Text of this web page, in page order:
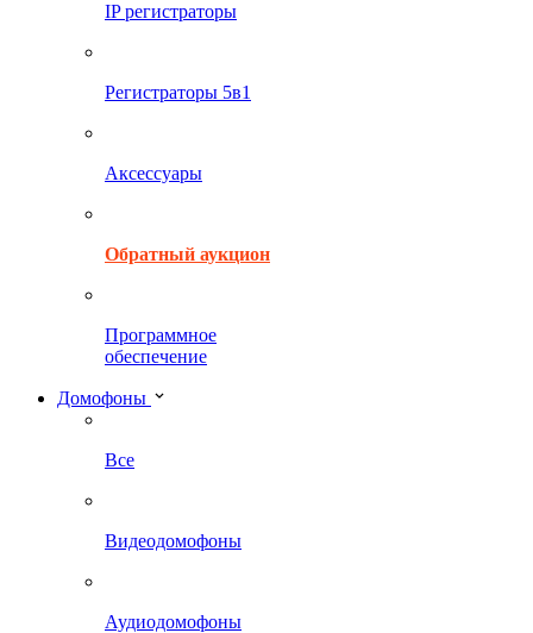
IP регистраторы
Регистраторы 5в1
Аксессуары
Обратный аукцион
Программное
обеспечение
Домофоны
Все
Видеодомофоны
Аудиодомофоны